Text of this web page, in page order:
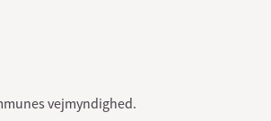
vejmyndighed.